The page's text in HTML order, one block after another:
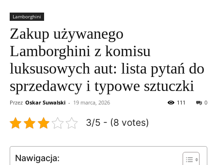
Lamborghini
Zakup używanego
Lamborghini z komisu
luksusowych aut: lista pytań do
sprzedawcy i typowe sztuczki
Przez Oskar Suwalski - 19 marca, 2026 0
111
3/5 - (8 votes)
Nawigacja: